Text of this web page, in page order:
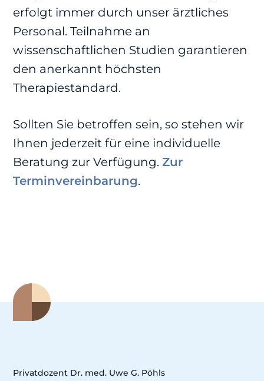
erfolgt immer durch unser ärztliches
Personal. Teilnahme an
wissenschaftlichen Studien garantieren
den anerkannt höchsten
Therapiestandard.
Sollten Sie betroffen sein, so stehen wir
Ihnen jederzeit für eine individuelle
Beratung zur Verfügung.Zur
Terminvereinbarung.
Privatdozent Dr. med. Uwe G. Pöhls